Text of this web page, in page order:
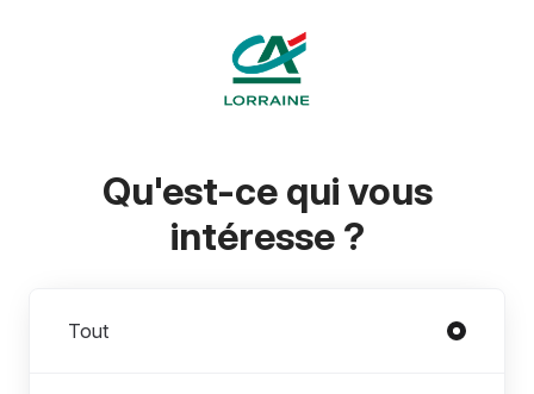
Qu'est-ce qui vous
intéresse ?
Tout